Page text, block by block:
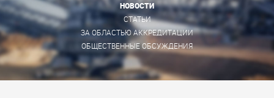
НОВОСТИ
СТАТЬИ
ЗА ОБЛАСТЬЮ АККРЕДИТАЦИИ
ОБЩЕСТВЕННЫЕ ОБСУЖДЕНИЯ